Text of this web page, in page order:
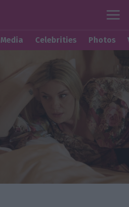
Media Celebrities Photos